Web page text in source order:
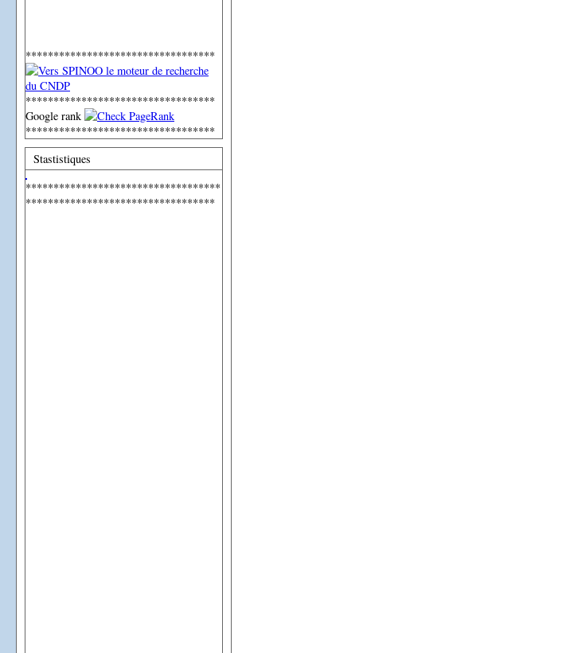
**********************************
**********************************
Google rank
**********************************
Stastistiques
***********************************
**********************************